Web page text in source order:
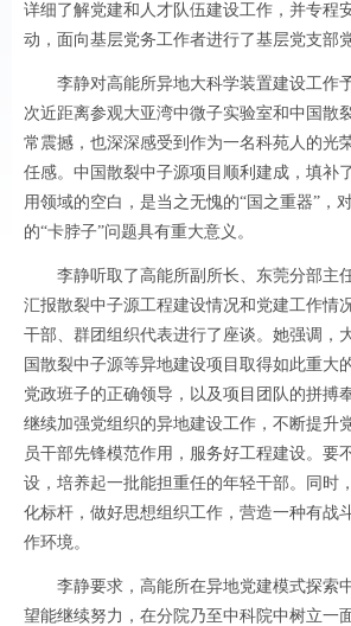
详细了解党建和人才队伍建设工作，并专程
动，面向基层党务工作者进行了基层党支部
李静对高能所异地大科学装置建设工作
次近距离参观大亚湾中微子实验室和中国散
常震撼，也深深感受到作为一名科苑人的光
任感。中国散裂中子源项目顺利建成，填补
用领域的空白，是当之无愧的“国之重器”，
的“卡脖子”问题具有重大意义。
李静听取了高能所副所长、东莞分部主
汇报散裂中子源工程建设情况和党建工作情
干部、群团组织代表进行了座谈。她强调，
国散裂中子源等异地建设项目取得如此重大
党政班子的正确领导，以及项目团队的拼搏
继续加强党组织的异地建设工作，不断提升
员干部先锋模范作用，服务好工程建设。要
设，培养起一批能担重任的年轻干部。同时
化标杆，做好思想组织工作，营造一种有战
作环境。
李静要求，高能所在异地党建模式探索
望能继续努力，在分院乃至中科院中树立一